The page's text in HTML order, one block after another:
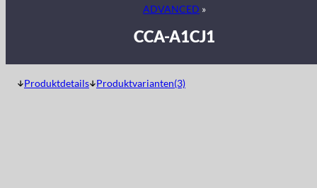
ADVANCED »
CCA-A1CJ1
Produktdetails Produktvarianten(3)